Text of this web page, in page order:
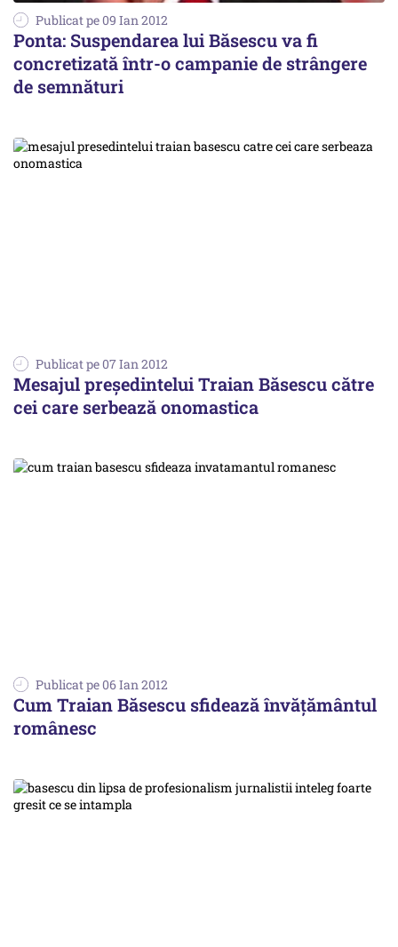
Publicat pe 09 Ian 2012
Ponta: Suspendarea lui Băsescu va fi
concretizată într-o campanie de strângere
de semnături
Publicat pe 07 Ian 2012
Mesajul preşedintelui Traian Băsescu către
cei care serbează onomastica
Publicat pe 06 Ian 2012
Cum Traian Băsescu sfidează învățământul
românesc